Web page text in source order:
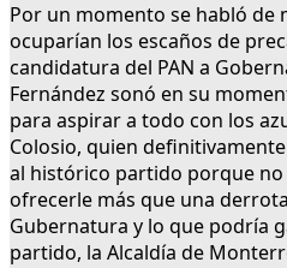
Por un momento se habló de
ocuparían los escaños de
candidatura del PAN a
Fernández sonó en su
para aspirar a todo con los
Colosio, quien
al histórico partido porque
ofrecerle más que una
Gubernatura y lo que podría
partido, la Alcaldía de